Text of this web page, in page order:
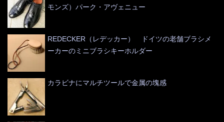
モンズ）パーク・アヴェニュー
REDECKER（レデッカー） ドイツの老舗ブラシメ
ーカーのミニブラシキーホルダー
カラビナにマルチツールで金属の塊感